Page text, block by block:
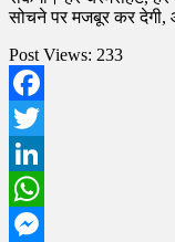
Post Views: 233
Facebook
Twitter
LinkedIn
WhatsApp